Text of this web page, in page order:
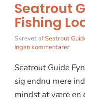
Seatrout
Fishing
Skrevet afSeatrout
Ingen kommentarer
Seatrout Guide
sig endnu mere
mindst at være en